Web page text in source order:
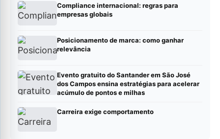
Compliance internacional: regras para
empresas globais
Posicionamento de marca: como ganhar
relevância
Evento gratuito do Santander em São José
dos Campos ensina estratégias para acelerar
acúmulo de pontos e milhas
Carreira exige comportamento